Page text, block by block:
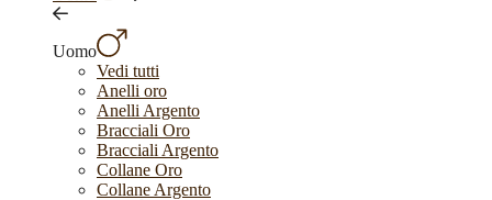
Uomo
Vedi tutti
Anelli oro
Anelli Argento
Bracciali Oro
Bracciali Argento
Collane Oro
Collane Argento